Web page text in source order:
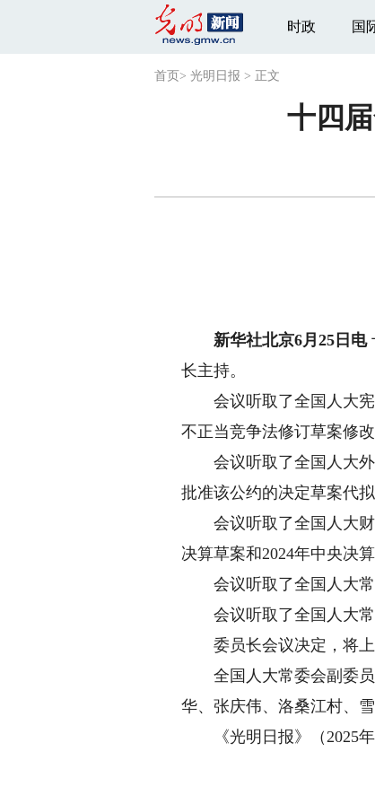
时政 国
首页 > 光明日报 > 正文
十四
新华社北京6月25日电
长主持。
会议听取了全国人大宪
不正当竞争法修订草案修
会议听取了全国人大外
批准该公约的决定草案代拟
会议听取了全国人大财
决算草案和2024年中央决
会议听取了全国人大常
会议听取了全国人大常
委员长会议决定，将上
全国人大常委会副委员
华、张庆伟、洛桑江村、
《光明日报》（2025年